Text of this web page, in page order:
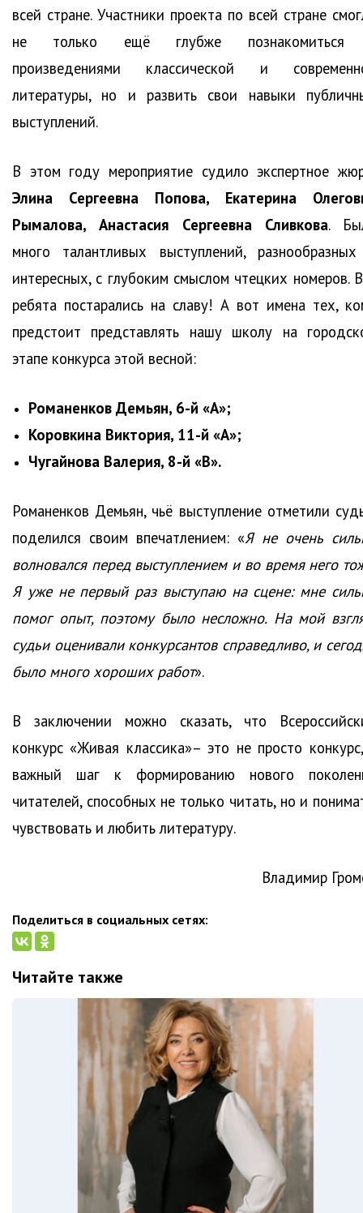
всей стране. Участники проекта по всей стране
не только ещё глубже
произведениями классической и
литературы, но и развить свои навыки
выступлений.
В этом году мероприятие судило экспертное
Элина Сергеевна Попова, Екатерина
Рымалова, Анастасия Сергеевна Сливкова.
много талантливых выступлений,
интересных, с глубоким смыслом чтецких номеров.
ребята постарались на славу! А вот имена тех,
предстоит представлять нашу школу на
этапе конкурса этой весной:
Романенков Демьян, 6-й «А»;
Коровкина Виктория, 11-й «А»;
Чугайнова Валерия, 8-й «В».
Романенков Демьян, чьё выступление отметили
поделился своим впечатлением: «Я не очень
волновался перед выступлением и во время него
Я уже не первый раз выступаю на сцене: мне
помог опыт, поэтому было несложно. На мой
судьи оценивали конкурсантов справедливо, и
было много хороших работ».
В заключении можно сказать, что
конкурс «Живая классика»– это не просто
важный шаг к формированию нового
читателей, способных не только читать, но и
чувствовать и любить литературу.
Владимир
Поделиться в социальных сетях:
Читайте также